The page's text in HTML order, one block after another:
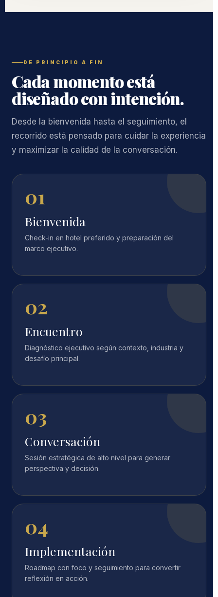
DE PRINCIPIO A FIN
Cada momento está
diseñado con intención.
Desde la bienvenida hasta el seguimiento, el
recorrido está pensado para cuidar la experiencia
y maximizar la calidad de la conversación.
01
Bienvenida
Check-in en hotel preferido y preparación del
marco ejecutivo.
02
Encuentro
Diagnóstico ejecutivo según contexto, industria y
desafío principal.
03
Conversación
Sesión estratégica de alto nivel para generar
perspectiva y decisión.
04
Implementación
Roadmap con foco y seguimiento para convertir
reflexión en acción.